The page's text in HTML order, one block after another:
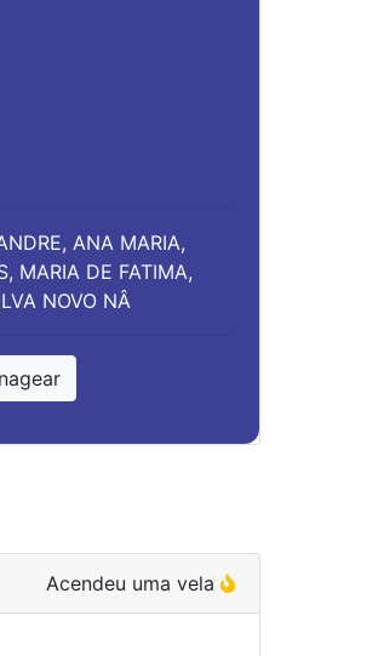
ANA MARIA,
MARIA DE FATIMA,
NOVO NÂ
Acendeu uma vela